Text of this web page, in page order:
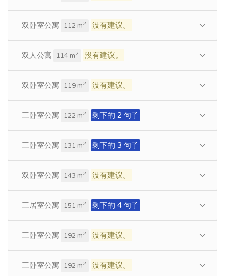
双卧室公寓 112 m2 没有建议。
双人公寓 114 m2 没有建议。
双卧室公寓 119 m2 没有建议。
三卧室公寓 122 m2 剩下的 2 句子
三卧室公寓 131 m2 剩下的 3 句子
双卧室公寓 143 m2 没有建议。
三居室公寓 151 m2 剩下的 4 句子
三卧室公寓 192 m2 没有建议。
三卧室公寓 192 m2 没有建议。